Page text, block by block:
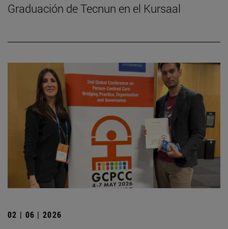
Graduación de Tecnun en el Kursaal
02 | 06 | 2026